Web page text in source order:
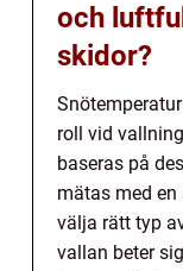
och
skidor?
roll vid
baseras på
mätas med
välja rätt typ
vallan beter